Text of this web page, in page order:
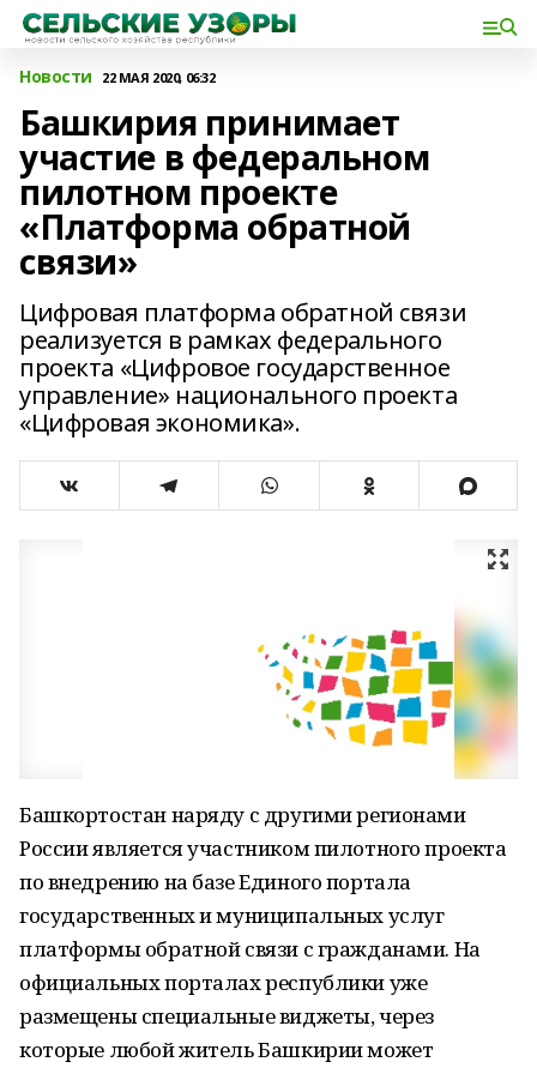
Новости 22 МАЯ 2020, 06:32
Башкирия принимает
участие в федеральном
пилотном проекте
«Платформа обратной
связи»
Цифровая платформа обратной связи
реализуется в рамках федерального
проекта «Цифровое государственное
управление» национального проекта
«Цифровая экономика».
Башкортостан наряду с другими регионами
России является участником пилотного проекта
по внедрению на базе Единого портала
государственных и муниципальных услуг
платформы обратной связи с гражданами. На
официальных порталах республики уже
размещены специальные виджеты, через
которые любой житель Башкирии может